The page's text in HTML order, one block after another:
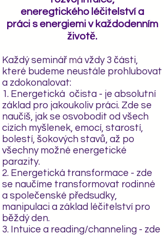
eneregtického léčitelství a
práci s energiemi v každodenním
životě.
Každý seminář má vždy 3 části,
které budeme neustále prohlubovat
a zdokonalovat:
1. Energetická očista - je absolutní
základ pro jakoukoliv práci. Zde se
naučíš, jak se osvobodit od všech
cizích myšlenek, emocí, starostí,
bolestí, šokových stavů, až po
všechny možné energetické
parazity.
2. Energetická transformace - zde
se naučíme transformovat rodinné
a společenské předsudky,
manipulaci a základ léčitelství pro
běždý den.
3. Intuice a reading/channeling - zde